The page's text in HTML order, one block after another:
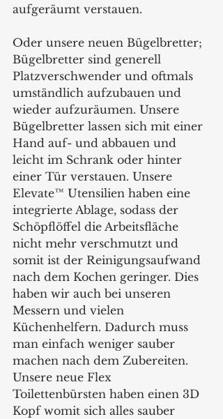
aufgeräumt verstauen.
Oder unsere neuen Bügelbretter;
Bügelbretter sind generell
Platzverschwender und oftmals
umständlich aufzubauen und
wieder aufzuräumen. Unsere
Bügelbretter lassen sich mit einer
Hand auf- und abbauen und
leicht im Schrank oder hinter
einer Tür verstauen. Unsere
Elevate™ Utensilien haben eine
integrierte Ablage, sodass der
Schöpflöffel die Arbeitsfläche
nicht mehr verschmutzt und
somit ist der Reinigungsaufwand
nach dem Kochen geringer. Dies
haben wir auch bei unseren
Messern und vielen
Küchenhelfern. Dadurch muss
man einfach weniger sauber
machen nach dem Zubereiten.
Unsere neue Flex
Toilettenbürsten haben einen 3D
Kopf womit sich alles sauber